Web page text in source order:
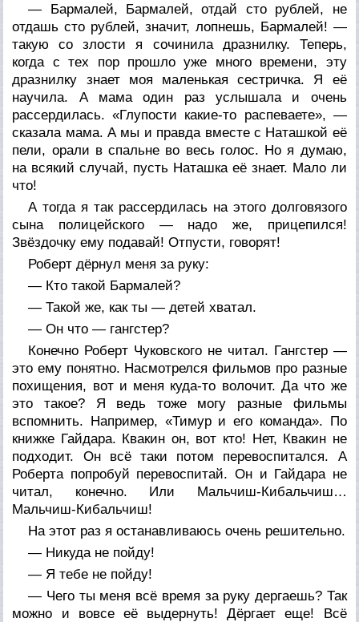
— Бармалей, Бармалей, отдай сто рублей, не
отдашь сто рублей, значит, лопнешь, Бармалей! —
такую со злости я сочинила дразнилку. Теперь,
когда с тех пор прошло уже много времени, эту
дразнилку знает моя маленькая сестричка. Я её
научила. А мама один раз услышала и очень
рассердилась. «Глупости какие-то распеваете», —
сказала мама. А мы и правда вместе с Наташкой её
пели, орали в спальне во весь голос. Но я думаю,
на всякий случай, пусть Наташка её знает. Мало ли
что!
А тогда я так рассердилась на этого долговязого
сына полицейского — надо же, прицепился!
Звёздочку ему подавай! Отпусти, говорят!
Роберт дёрнул меня за руку:
— Кто такой Бармалей?
— Такой же, как ты — детей хватал.
— Он что — гангстер?
Конечно Роберт Чуковского не читал. Гангстер —
это ему понятно. Насмотрелся фильмов про разные
похищения, вот и меня куда-то волочит. Да что же
это такое? Я ведь тоже могу разные фильмы
вспомнить. Например, «Тимур и его команда». По
книжке Гайдара. Квакин он, вот кто! Нет, Квакин не
подходит. Он всё таки потом перевоспитался. А
Роберта попробуй перевоспитай. Он и Гайдара не
читал, конечно. Или Мальчиш-Кибальчиш…
Мальчиш-Кибальчиш!
На этот раз я останавливаюсь очень решительно.
— Никуда не пойду!
— Я тебе не пойду!
— Чего ты меня всё время за руку дергаешь? Так
можно и вовсе её выдернуть! Дёргает еще! Всё